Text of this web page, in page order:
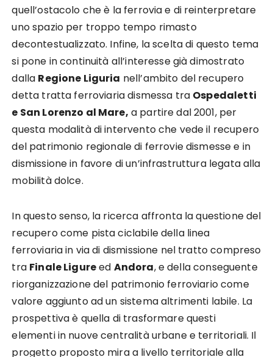
quell’ostacolo che è la ferrovia e di reinterpretare
uno spazio per troppo tempo rimasto
decontestualizzato. Infine, la scelta di questo tema
si pone in continuità all’interesse già dimostrato
dalla Regione Liguria nell’ambito del recupero
detta tratta ferroviaria dismessa tra Ospedaletti
e San Lorenzo al Mare, a partire dal 2001, per
questa modalità di intervento che vede il recupero
del patrimonio regionale di ferrovie dismesse e in
dismissione in favore di un’infrastruttura legata alla
mobilità dolce.
In questo senso, la ricerca affronta la questione del
recupero come pista ciclabile della linea
ferroviaria in via di dismissione nel tratto compreso
tra Finale Ligureed Andora, e della conseguente
riorganizzazione del patrimonio ferroviario come
valore aggiunto ad un sistema altrimenti labile. La
prospettiva è quella di trasformare questi
elementi in nuove centralità urbane e territoriali. Il
progetto proposto mira a livello territoriale alla